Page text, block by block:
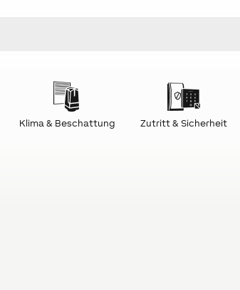
Klima & Beschattung Zutritt & Sicherheit